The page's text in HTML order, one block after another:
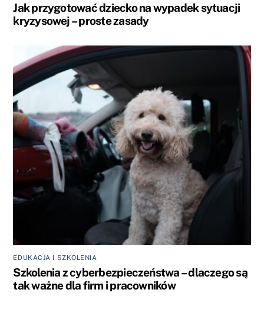
Jak przygotować dziecko na wypadek sytuacji
kryzysowej – proste zasady
EDUKACJA I SZKOLENIA
Szkolenia z cyberbezpieczeństwa – dlaczego są
tak ważne dla firm i pracowników